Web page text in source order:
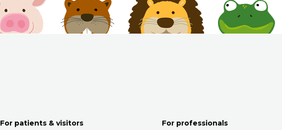
For patients & visitors For professionals